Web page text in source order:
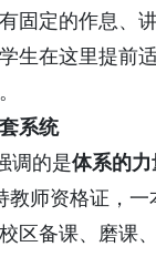
有固定的作息、
生在这里提前
系统
调的是体系的力
教师资格证，
区备课、磨课